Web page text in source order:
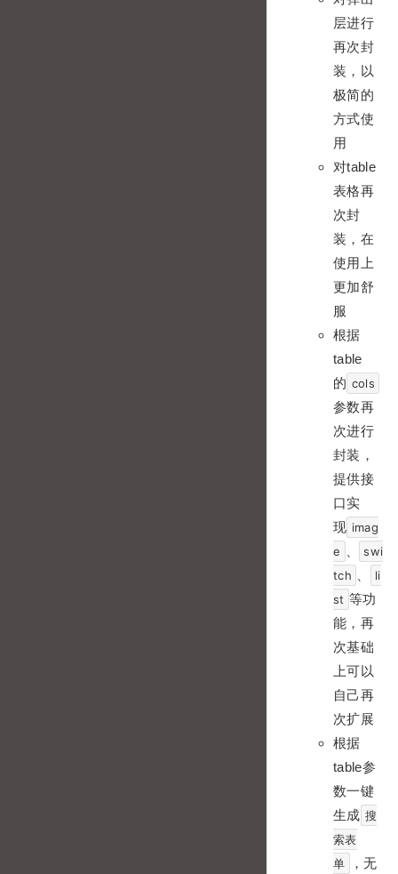
层进行
再次封
装，以
极简的
方式使
用
对table
表格再
次封
装，在
使用上
更加舒
服
根据
table
的 cols
参数再
次进行
封装，
提供接
口实
现 imag
e
swi
tch
li
st 等功
能，再
次基础
上可以
自己再
次扩展
根据
table参
数一键
生成 搜
索表
单
，无